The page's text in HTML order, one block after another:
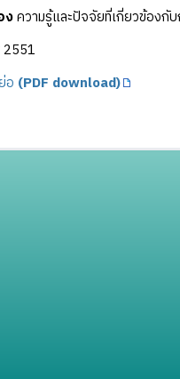
งความรู้และปัจจัยที่เกี่ยวข้องกับ
อ (PDF download)